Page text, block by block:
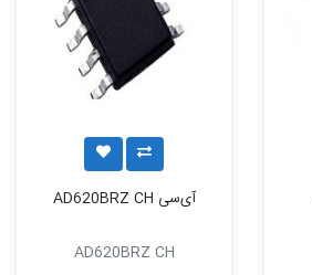
آی‌سی AD620BRZ CH
AD620BRZ CH